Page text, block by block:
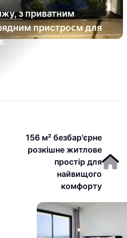
з приватним
пристроєм для
156 м² безбар'єрне
розкішне житлове
простір для
найвищого
комфорту